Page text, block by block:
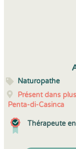
Naturopathe
Présent dans
Penta-di-Casinca
Thérapeute